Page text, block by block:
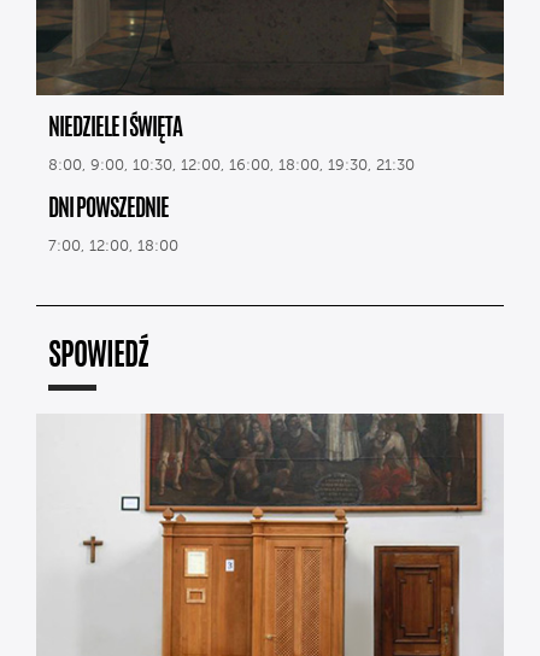
NIEDZIELE I ŚWIĘTA
8:00, 9:00, 10:30, 12:00, 16:00, 18:00, 19:30, 21:30
DNI POWSZEDNIE
7:00, 12:00, 18:00
SPOWIEDŹ